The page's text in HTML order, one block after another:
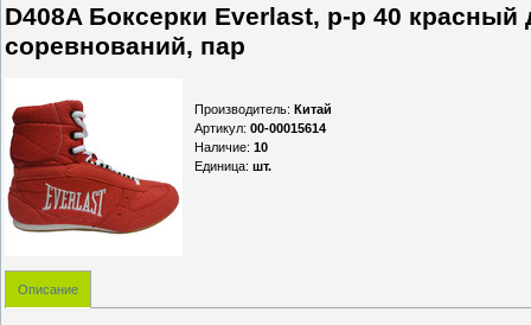
D408A Боксерки Everlast, р-р 40
соревнований, пар
Производитель: Китай
Артикул: 00-00015614
Наличие: 10
Единица: шт.
Описание